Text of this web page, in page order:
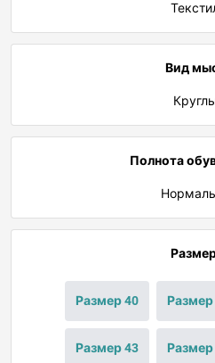
Вид
Полнота
Размер 40 Размер
Размер 43 Размер